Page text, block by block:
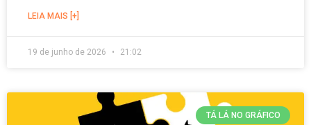
LEIA MAIS [+]
19 de junho de 2026 21:02
TÁ LÁ NO GRÁFICO